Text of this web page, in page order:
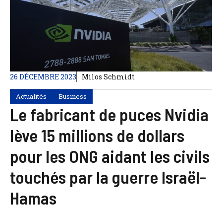
26 DÉCEMBRE 2023 Milos Schmidt
Actualités Business
Le fabricant de puces Nvidia
lève 15 millions de dollars
pour les ONG aidant les civils
touchés par la guerre Israël-
Hamas